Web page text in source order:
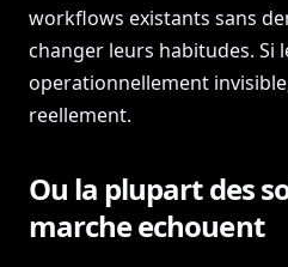
workflows existants sans
changer leurs habitudes. Si
operationnellement
reellement.
Ou la plupart des
marche echouent